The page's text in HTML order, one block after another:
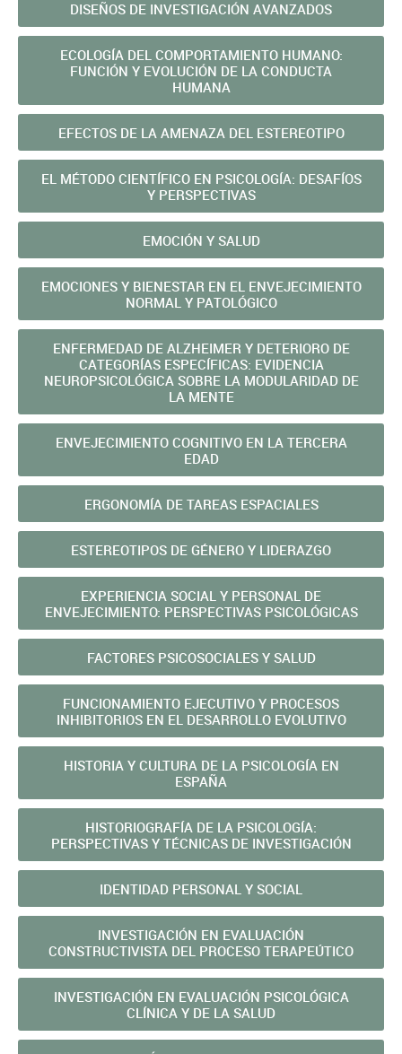
DISEÑOS DE INVESTIGACIÓN AVANZADOS
ECOLOGÍA DEL COMPORTAMIENTO HUMANO:
FUNCIÓN Y EVOLUCIÓN DE LA CONDUCTA
HUMANA
EFECTOS DE LA AMENAZA DEL ESTEREOTIPO
EL MÉTODO CIENTÍFICO EN PSICOLOGÍA: DESAFÍOS
Y PERSPECTIVAS
EMOCIÓN Y SALUD
EMOCIONES Y BIENESTAR EN EL ENVEJECIMIENTO
NORMAL Y PATOLÓGICO
ENFERMEDAD DE ALZHEIMER Y DETERIORO DE
CATEGORÍAS ESPECÍFICAS: EVIDENCIA
NEUROPSICOLÓGICA SOBRE LA MODULARIDAD DE
LA MENTE
ENVEJECIMIENTO COGNITIVO EN LA TERCERA
EDAD
ERGONOMÍA DE TAREAS ESPACIALES
ESTEREOTIPOS DE GÉNERO Y LIDERAZGO
EXPERIENCIA SOCIAL Y PERSONAL DE
ENVEJECIMIENTO: PERSPECTIVAS PSICOLÓGICAS
FACTORES PSICOSOCIALES Y SALUD
FUNCIONAMIENTO EJECUTIVO Y PROCESOS
INHIBITORIOS EN EL DESARROLLO EVOLUTIVO
HISTORIA Y CULTURA DE LA PSICOLOGÍA EN
ESPAÑA
HISTORIOGRAFÍA DE LA PSICOLOGÍA:
PERSPECTIVAS Y TÉCNICAS DE INVESTIGACIÓN
IDENTIDAD PERSONAL Y SOCIAL
INVESTIGACIÓN EN EVALUACIÓN
CONSTRUCTIVISTA DEL PROCESO TERAPEÚTICO
INVESTIGACIÓN EN EVALUACIÓN PSICOLÓGICA
CLÍNICA Y DE LA SALUD